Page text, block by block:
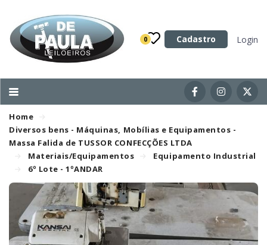
0 Cadastro Login
Categoria
Imóveis
Acessórios para Veículos
Máquinas
Home
Diversos bens - Máquinas, Mobílias e Equipamentos -
Massa Falida de TUSSOR CONFECÇÕES LTDA
Materiais/Equipamentos
Equipamento Industrial
6º Lote - 1ºANDAR